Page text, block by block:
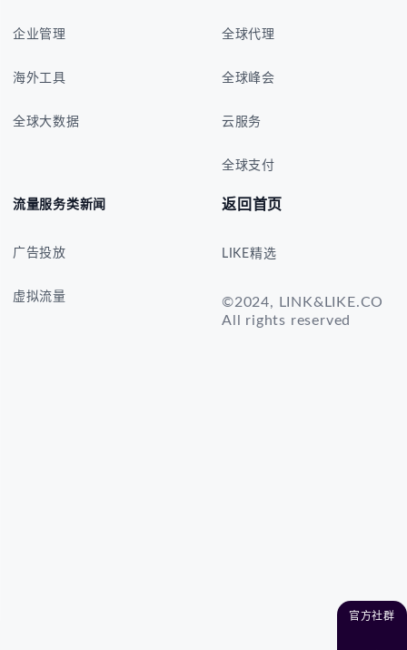
官方社群
企业管理
海外工具
全球大数据
全球代理
全球峰会
云服务
全球支付
流量服务类新闻
广告投放
虚拟流量
返回首页
LIKE精选
©2024, LINK&LIKE.CO
All rights reserved